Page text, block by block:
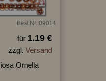
Best.Nr.:09014
für 1.19 €
zzgl. Versand
Ornella